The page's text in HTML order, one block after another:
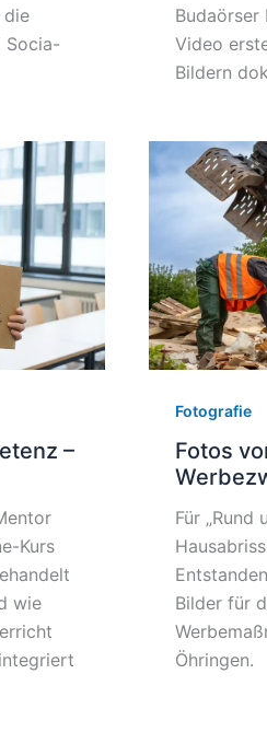
die
Socia-
Budaörser
Video
Bildern
–
Kurs
wie
Fotografie
Fotos
Für „Rund
Bilder für
Öhringen.